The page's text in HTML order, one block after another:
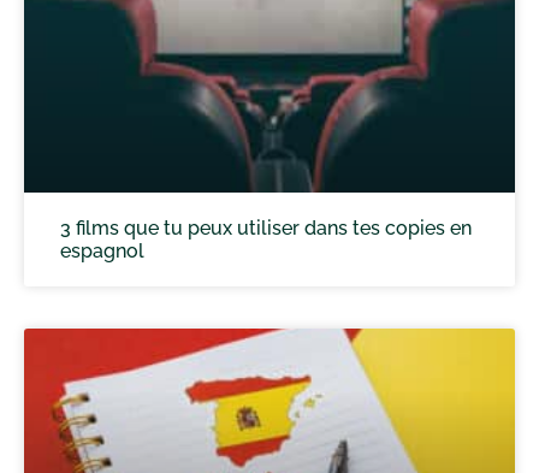
3 films que tu peux utiliser dans tes copies en
espagnol